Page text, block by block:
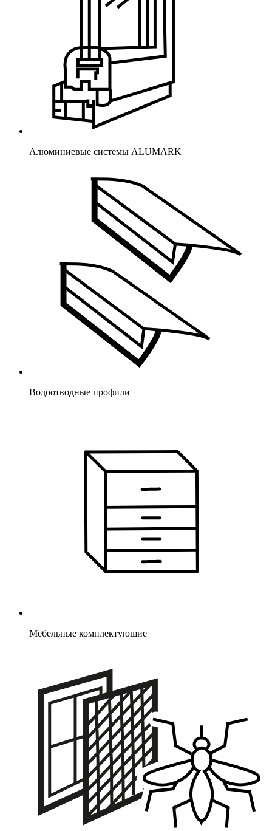
Алюминиевые системы ALUMARK
Водоотводные профили
Мебельные комплектующие